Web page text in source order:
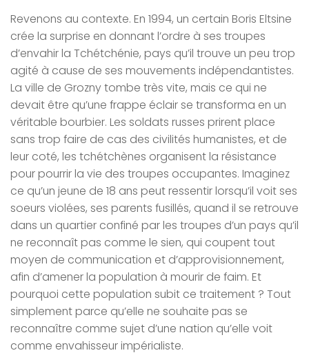
Revenons au contexte. En 1994, un certain Boris Eltsine
crée la surprise en donnant l’ordre à ses troupes
d’envahir la Tchétchénie, pays qu’il trouve un peu trop
agité à cause de ses mouvements indépendantistes.
La ville de Grozny tombe très vite, mais ce qui ne
devait être qu’une frappe éclair se transforma en un
véritable bourbier. Les soldats russes prirent place
sans trop faire de cas des civilités humanistes, et de
leur coté, les tchétchènes organisent la résistance
pour pourrir la vie des troupes occupantes. Imaginez
ce qu’un jeune de 18 ans peut ressentir lorsqu’il voit ses
soeurs violées, ses parents fusillés, quand il se retrouve
dans un quartier confiné par les troupes d’un pays qu’il
ne reconnaît pas comme le sien, qui coupent tout
moyen de communication et d’approvisionnement,
afin d’amener la population à mourir de faim. Et
pourquoi cette population subit ce traitement ? Tout
simplement parce qu’elle ne souhaite pas se
reconnaître comme sujet d’une nation qu’elle voit
comme envahisseur impérialiste.